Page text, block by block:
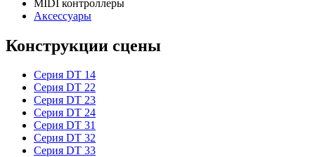
MIDI контроллеры
Аксессуары
Конструкции сцены
Серия DT 14
Серия DT 22
Серия DT 23
Серия DT 24
Серия DT 31
Серия DT 32
Серия DT 33